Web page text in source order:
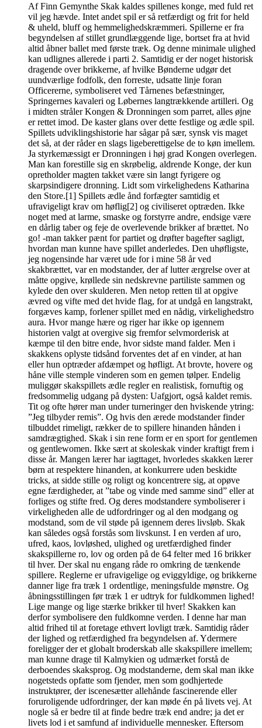
Af Finn Gemynthe Skak kaldes spillenes konge, med fuld ret
vil jeg hævde. Intet andet spil er så retfærdigt og frit for held
& uheld, bluff og hemmelighedskræmmeri. Spillerne er fra
begyndelsen af stillet grundlæggende lige, bortset fra at hvid
altid åbner ballet med første træk. Og denne minimale ulighed
kan udlignes allerede i parti 2. Samtidig er der noget historisk
dragende over brikkerne, af hvilke Bønderne udgør det
uundværlige fodfolk, den forreste, udsatte linje foran
Officererne, symboliseret ved Tårnenes befæstninger,
Springernes kavaleri og Løbernes langtrækkende artilleri. Og
i midten stråler Kongen & Dronningen som parret, alles øjne
er rettet imod. De kaster glans over dette festlige og ædle spil.
Spillets udviklingshistorie har sågar på sær, synsk vis maget
det så, at der råder en slags ligeberettigelse de to køn imellem.
Ja styrkemæssigt er Dronningen i høj grad Kongen overlegen.
Man kan forestille sig en skrøbelig, aldrende Konge, der kun
opretholder magten takket være sin langt fyrigere og
skarpsindigere dronning. Lidt som virkelighedens Katharina
den Store.[1] Spillets ædle ånd forfægter samtidig et
ufravigeligt krav om høflig[2] og civiliseret optræden. Ikke
noget med at larme, smaske og forstyrre andre, endsige være
en dårlig taber og feje de overlevende brikker af brættet. No
go! -man takker pænt for partiet og drøfter bagefter sagligt,
hvordan man kunne have spillet anderledes. Den uhøfligste,
jeg nogensinde har været ude for i mine 58 år ved
skakbrættet, var en modstander, der af lutter ærgrelse over at
måtte opgive, krøllede sin nedskrevne partiliste sammen og
kylede den over skulderen. Men netop retten til at opgive
ævred og vifte med det hvide flag, for at undgå en langstrakt,
forgæves kamp, forlener spillet med en nådig, virkelighedstro
aura. Hvor mange hære og riger har ikke op igennem
historien valgt at overgive sig fremfor selvmorderisk at
kæmpe til den bitre ende, hvor sidste mand falder. Men i
skakkens oplyste tidsånd forventes det af en vinder, at han
eller hun optræder afdæmpet og høfligt. At brovte, hovere og
håne ville stemple vinderen som en gemen tølper. Endelig
muliggør skakspillets ædle regler en realistisk, fornuftig og
fredsommelig udgang på dysten: Uafgjort, også kaldet remis.
Tit og ofte hører man under turneringer den hviskende ytring:
”Jeg tilbyder remis”. Og hvis den ærede modstander finder
tilbuddet rimeligt, rækker de to spillere hinanden hånden i
samdrægtighed. Skak i sin rene form er en sport for gentlemen
og gentlewomen. Ikke sært at skoleskak vinder kraftigt frem i
disse år. Mangen lærer har iagttaget, hvorledes skakken lærer
børn at respektere hinanden, at konkurrere uden beskidte
tricks, at sidde stille og roligt og koncentrere sig, at opøve
egne færdigheder, at ”tabe og vinde med samme sind” eller at
forliges og stifte fred. Og deres modstandere symboliserer i
virkeligheden alle de udfordringer og al den modgang og
modstand, som de vil støde på igennem deres livsløb. Skak
kan således også forstås som livskunst. I en verden af uro,
ufred, kaos, lovløshed, ulighed og uretfærdighed finder
skakspillerne ro, lov og orden på de 64 felter med 16 brikker
til hver. Der skal nu engang råde ro omkring de tænkende
spillere. Reglerne er ufravigelige og eviggyldige, og brikkerne
danner lige fra træk 1 ordentlige, meningsfulde mønstre. Og
åbningsstillingen før træk 1 er udtryk for fuldkommen lighed!
Lige mange og lige stærke brikker til hver! Skakken kan
derfor symbolisere den fuldkomne verden. I denne har man
altid frihed til at foretage ethvert lovligt træk. Samtidig råder
der lighed og retfærdighed fra begyndelsen af. Ydermere
foreligger der et globalt broderskab alle skakspillere imellem;
man kunne drage til Kalmykien og udmærket forstå de
derboendes skaksprog. Og modstanderne, dem skal man ikke
nogetsteds opfatte som fjender, men som godhjertede
instruktører, der iscenesætter allehånde fascinerende eller
foruroligende udfordringer, der kan møde én på livets vej. At
nogle så er bedre til at finde bedre træk end andre; ja det er
livets lod i et samfund af individuelle mennesker. Eftersom